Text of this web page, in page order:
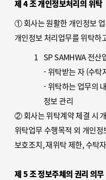
통신사실확인자
- 가입자 전기통
가입자번호, 사
- 컴퓨터통신, 인
추적자료 : 3개월
않습니다.
제 4 조 개인정보처리의 위탁
① 회사는 원활한 개인정보
개인정보 처리업무를 위탁하
1 SP SAMHWA 전산
- 위탁받는 자 (수탁
- 위탁하는 업무의
정보 관리
② 회사는 위탁계약 체결 시
위탁업무 수행목적 외 개인
보호조치, 재위탁 제한, 수탁
개인정보를 안전하게 처리하
제 5 조 정보주체의 권리 의